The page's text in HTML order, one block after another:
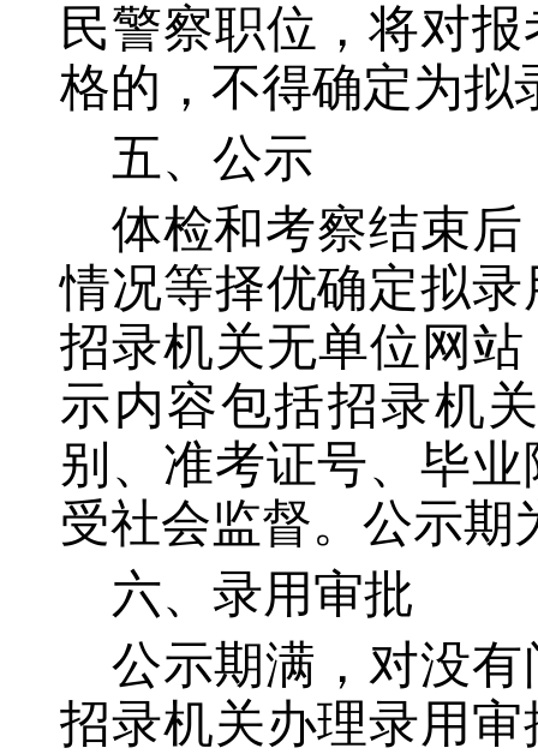
民警察职位，将对
格的，不得确定为拟
五、公示
体检和考察结束
情况等择优确定拟
招录机关无单位网
示内容包括招录机
别、准考证号、毕
受社会监督。公示期
六、录用审批
公示期满，对没
招录机关办理录用